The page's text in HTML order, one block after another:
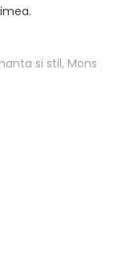
si stil, Mons